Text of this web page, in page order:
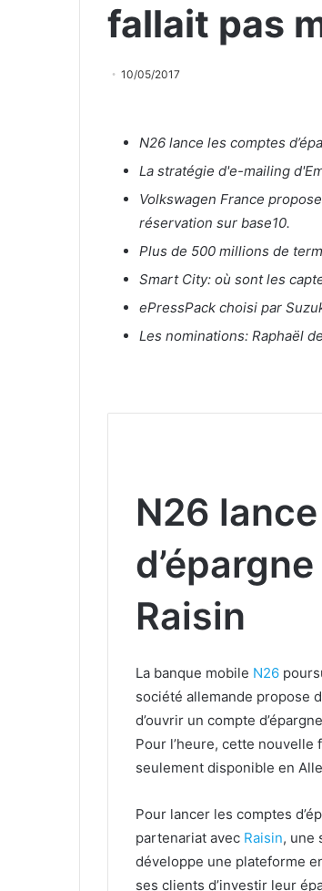
fallait pas
10/05/2017
N26 lance les comptes
La stratégie d'e-mailing
Volkswagen France
réservation sur base10.
Plus de 500 millions de
Smart City: où sont les
ePressPack choisi par
Les nominations: Raphaël
N26
Raisin
La banque mobile N26
société allemande propose
d’ouvrir un compte
Pour l’heure, cette
seulement disponible en
Pour lancer les comptes
partenariat avec Raisin, une
développe une plateforme
ses clients d’investir leur